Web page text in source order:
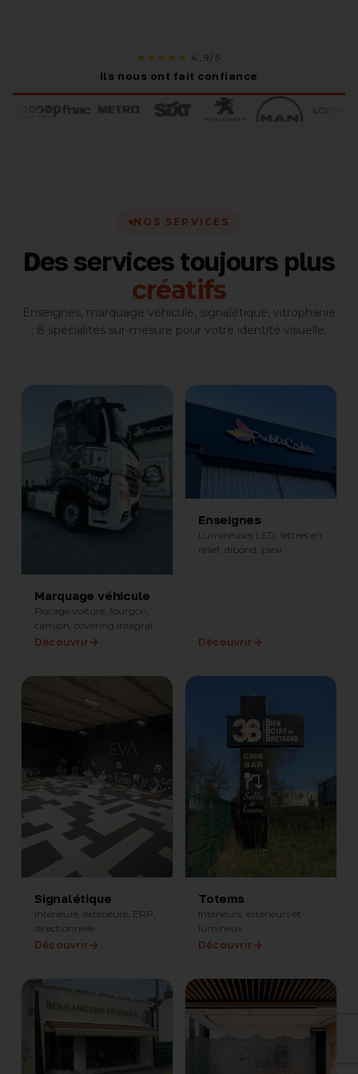
★★★★★ 4,9/5
Ils nous ont fait confiance
NOS SERVICES
Des services toujours plus
créatifs
Enseignes, marquage véhicule, signalétique, vitrophanie
: 8 spécialités sur-mesure pour votre identité visuelle.
Marquage véhicule
Flocage voiture, fourgon,
camion, covering intégral.
Découvrir
Enseignes
Lumineuses LED, lettres en
relief, dibond, plexi.
Découvrir
Signalétique
Intérieure, extérieure, ERP,
directionnelle.
Découvrir
Totems
Intérieurs, extérieurs et
lumineux.
Découvrir